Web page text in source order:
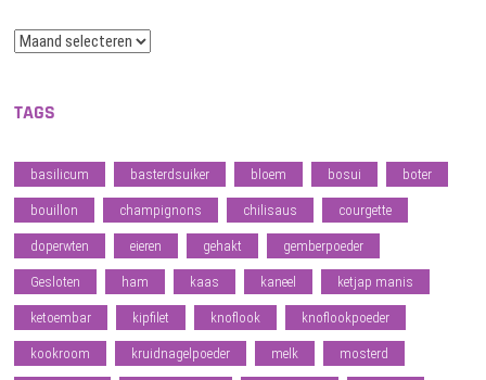
Archief
TAGS
basilicum basterdsuiker bloem bosui boter
bouillon champignons chilisaus courgette
doperwten eieren gehakt gemberpoeder
Gesloten ham kaas kaneel ketjap manis
ketoembar kipfilet knoflook knoflookpoeder
kookroom kruidnagelpoeder melk mosterd